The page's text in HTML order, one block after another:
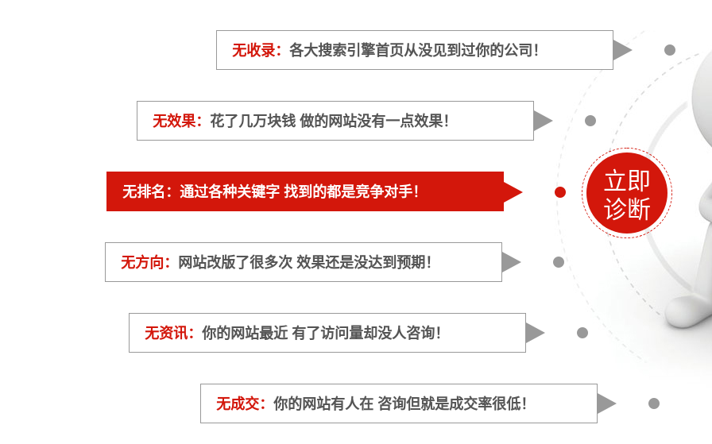
立即
诊断
无收录： 各大搜索引擎首页从没见到过你的公司！
无效果： 花了几万块钱 做的网站没有一点效果！
无排名： 通过各种关键字 找到的都是竞争对手！
无方向： 网站改版了很多次 效果还是没达到预期！
无资讯： 你的网站最近 有了访问量却没人咨询！
无成交： 你的网站有人在 咨询但就是成交率很低！